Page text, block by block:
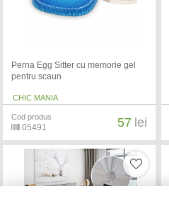
Perna Egg Sitter cu memorie gel
pentru scaun
CHIC MANIA
Cod produs
05491 57 lei